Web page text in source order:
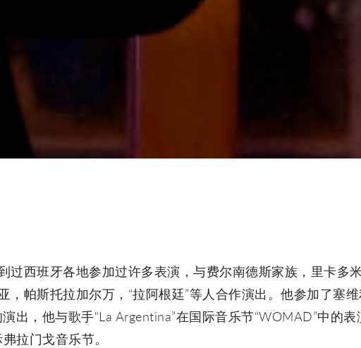
过西班牙各地参加过许多表演，与费尔南德斯家族，里卡多
，帕斯托拉加尔万，“拉阿根廷”等人合作演出。他参加了塞
出，他与歌手“La Argentina”在国际音乐节“WOMAD”中的
拉门戈音乐节。